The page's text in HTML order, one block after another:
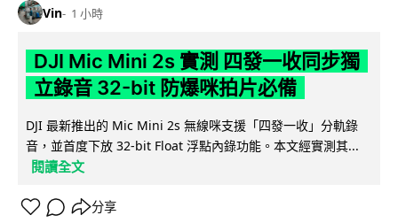
Vin 1 小時
DJI Mic Mini 2s 實測 四發一收同步獨
立錄音 32-bit 防爆咪拍片必備
DJI 最新推出的 Mic Mini 2s 無線咪支援「四發一收」分軌錄
音，並首度下放 32-bit Float 浮點內錄功能。本文經實測其...
閱讀全文
分享